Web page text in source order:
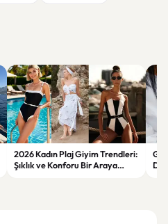
2026 Kadın Plaj Giyim Trendleri:
Şıklık ve Konforu Bir Araya